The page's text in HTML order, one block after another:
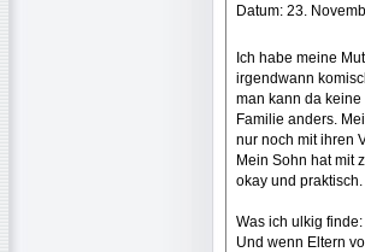
Datum: 23.
Ich habe meine
irgendwann
man kann da
Familie anders.
nur noch mit ihren
Mein Sohn hat mit
okay und praktisch.
Was ich ulkig
Und wenn Eltern